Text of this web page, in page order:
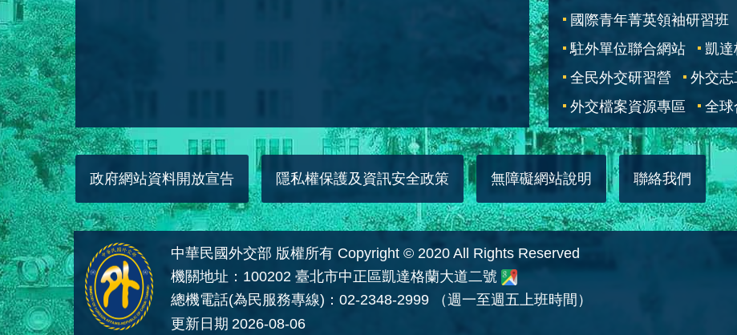
國際青年菁英領袖研習班
駐外單位聯合網站
凱達
全民外交研習營
外交志
外交檔案資源專區
全球
政府網站資料開放宣告 隱私權保護及資訊安全政策 無障礙網站說明 聯絡我們
中華民國外交部 版權所有 Copyright © 2020 All Rights Reserved
機關地址：100202 臺北市中正區凱達格蘭大道二號
總機電話(為民服務專線)：02-2348-2999 （週一至週五上班時間）
更新日期 2026-08-06